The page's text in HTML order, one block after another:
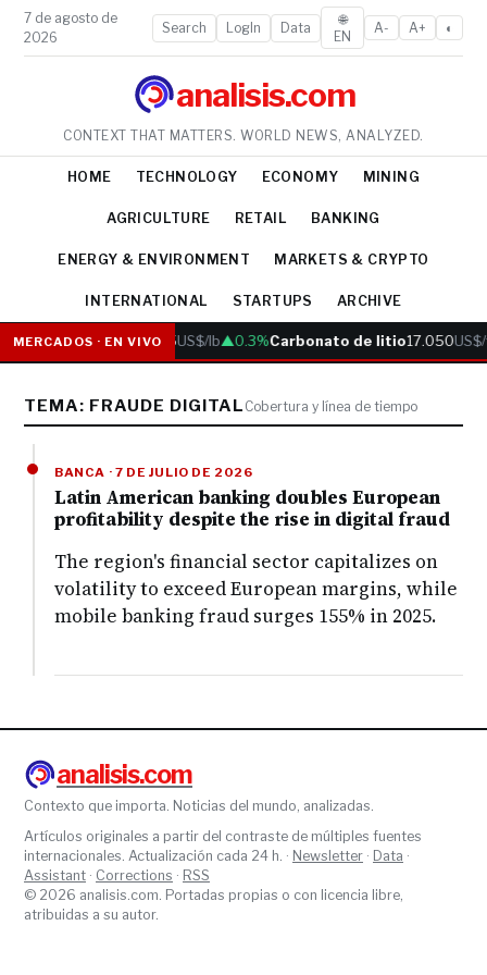
7 de agosto de
2026
Search LogIn Data
🌐
EN
A- A+ ◐
analisis.com
CONTEXT THAT MATTERS. WORLD NEWS, ANALYZED.
HOME TECHNOLOGY ECONOMY MINING
AGRICULTURE RETAIL BANKING
ENERGY & ENVIRONMENT MARKETS & CRYPTO
INTERNATIONAL STARTUPS ARCHIVE
MERCADOS · EN VIVO
Cobre6.05US$/lb▲0.3%Carbonato de litio17.050
TEMA: FRAUDE DIGITAL Cobertura y línea de tiempo
BANCA · 7 DE JULIO DE 2026
Latin American banking doubles European
profitability despite the rise in digital fraud
The region's financial sector capitalizes on
volatility to exceed European margins, while
mobile banking fraud surges 155% in 2025.
analisis.com
Contexto que importa. Noticias del mundo, analizadas.
Artículos originales a partir del contraste de múltiples fuentes
internacionales. Actualización cada 24 h. · Newsletter · Data ·
Assistant · Corrections · RSS
© 2026 analisis.com. Portadas propias o con licencia libre,
atribuidas a su autor.